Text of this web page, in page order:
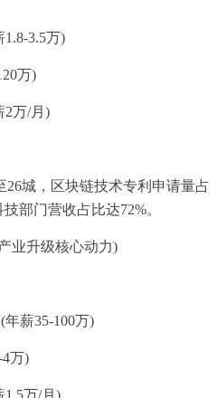
3.5万)
万)
2万/月)
26城，区块链技术专利申请量占
部门营收占比达72%。
业升级核心动力)
薪35-100万)
万)
1.5万/月)